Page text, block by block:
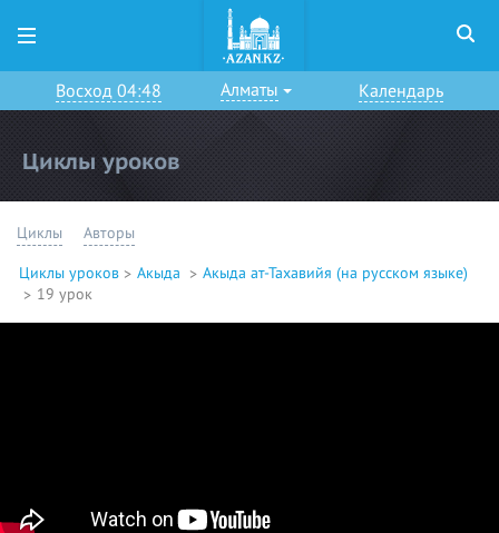
Восход 04:48 Алматы Календарь
Циклы уроков
Циклы Авторы
Циклы уроков Акыда
Акыда ат-Тахавийя (на русском языке)
19 урок